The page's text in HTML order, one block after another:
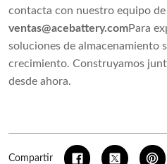
contacta con nuestro equipo de
ventas@acebattery.comPara
soluciones de almacenamiento
crecimiento. Construyamos
desde ahora.
Compartir